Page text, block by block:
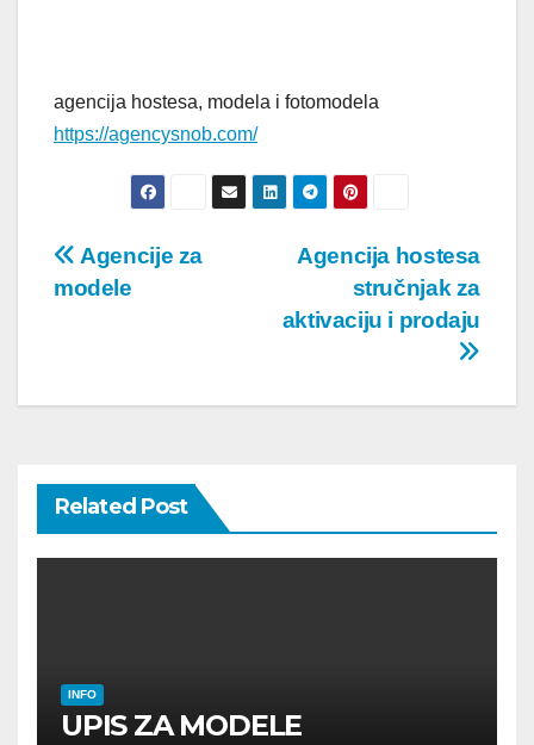
agencija hostesa, modela i fotomodela
https://agencysnob.com/
Post
Agencija hostesa
stručnjak za
aktivaciju i prodaju
Agencije za
modele
Related Post
INFO
UPIS ZA MODELE